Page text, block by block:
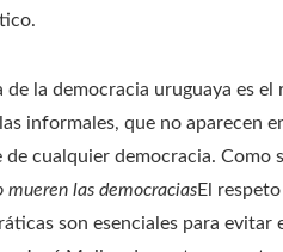
la democracia uruguaya es el
informales, que no aparecen
cualquier democracia. Como
mueren las democraciasEl
son esenciales para